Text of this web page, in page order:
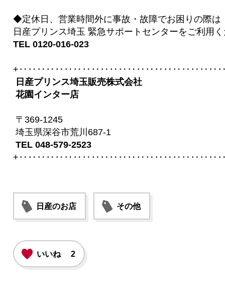
◆定休日、営業時間外に事故・故障でお困りの際は
日産プリンス埼玉 緊急サポートセンターをご利用
TEL 0120-016-023
日産プリンス埼玉販売株式会社
花園インター店
〒369-1245
埼玉県深谷市荒川687-1
TEL 048-579-2523
日産のお店 その他
いいね 2